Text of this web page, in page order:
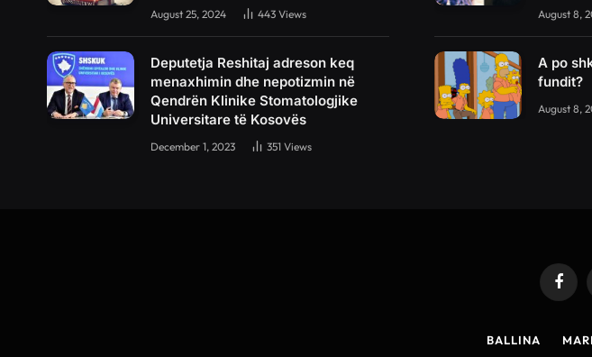
August 25, 2024 443 Views
Deputetja Reshitaj adreson keq
menaxhimin dhe nepotizmin në
Qendrën Klinike Stomatologjike
Universitare të Kosovës
December 1, 2023 351 Views
August 8,
A po
fundit?
August 8,
BALLINA